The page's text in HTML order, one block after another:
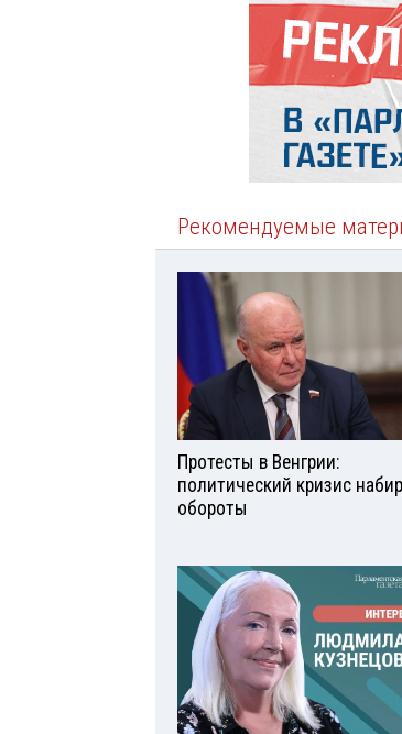
Рекомендуемые
Протесты в Венгрии:
политический кризис
обороты